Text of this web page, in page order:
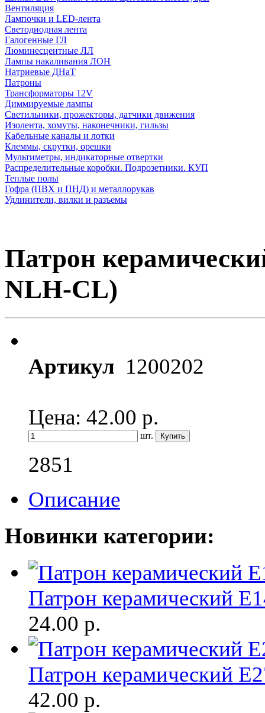
Вентиляция
Лампочки и LED-лента
Светодиодная лента
Галогенные ГЛ
Люминесцентные ЛЛ
Лампы накаливания ЛОН
Натриевые ДНаТ
Патроны
Трансформаторы 12V
Диммируемые лампы
Светильники, прожекторы, датчики движения
Изолента, хомуты, наконечники, гильзы
Кабельные каналы и лотки
Клеммы, скрутки, орешки
Мультиметры, индикаторные отвертки
Распределительные коробки. Подрозетники. КУП
Теплые полы
Гофра (ПВХ и ПНД) и металлорукав
Удлинители, вилки и разъемы
Патрон
NLH-CL)
Артикул 1200202
Цена: 42.00 р.
шт.
2851
Описание
Новинки категории:
Патрон керамический
24.00 р.
Патрон керамический
42.00 р.